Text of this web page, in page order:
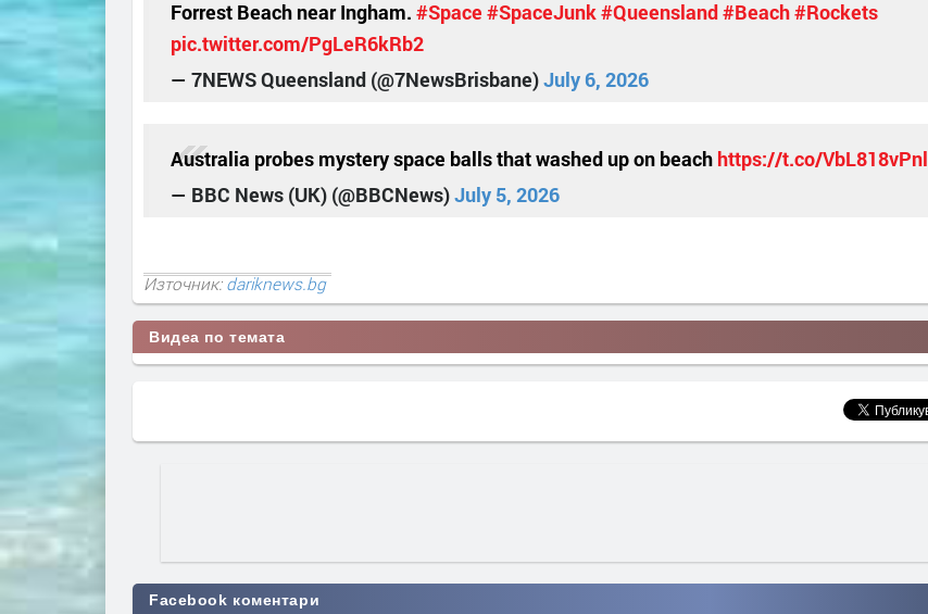
Forrest Beach near Ingham. #Space #SpaceJunk#Queensland#Beach#Rockets
pic.twitter.com/PgLeR6kRb2
— 7NEWS Queensland (@7NewsBrisbane)July 6, 2026
Australia probes mystery space balls that washed up on beach https://t.co/VbL818vPnl
— BBC News (UK) (@BBCNews)July 5, 2026
Източник:dariknews.bg
Видеа по темата
Facebook коментари